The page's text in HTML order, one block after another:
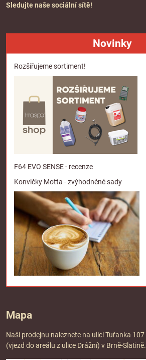
Sledujte naše sociální sítě!
Novinky
Rozšiřujeme sortiment!
F64 EVO SENSE - recenze
Konvičky Motta - zvýhodněné sady
Mapa
Naši prodejnu naleznete na ulici Tuřanka 107
(vjezd do areálu z ulice Drážní) v Brně-Slatině.